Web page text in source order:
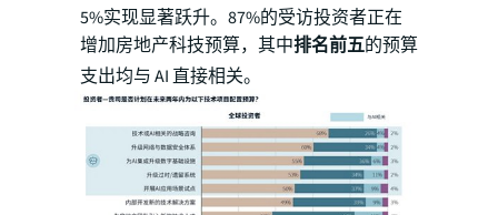
5%实现显著跃升。87%的受访投资者正在
增加房地产科技预算，其中排名前五的预算
支出均与 AI 直接相关。